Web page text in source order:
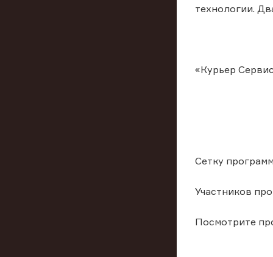
технологии.
«Курьер
Сетку
Участников
Посмотрите